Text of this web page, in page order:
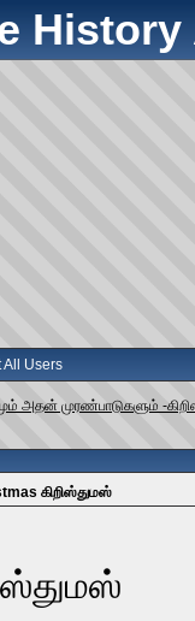
All Users
அதன் முரண்பாடுகளும் -
கிறிஸ்துமஸ்